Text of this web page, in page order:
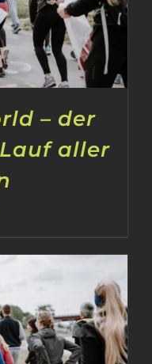
– der
aller